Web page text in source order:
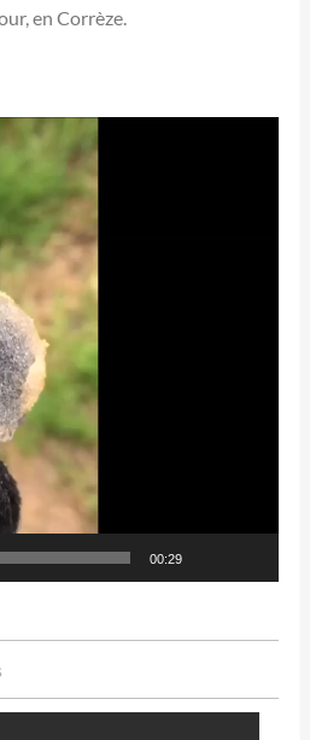
en Corrèze.
00:29